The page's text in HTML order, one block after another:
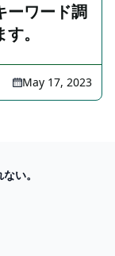
ーワード調
。
May 17, 2023
い。